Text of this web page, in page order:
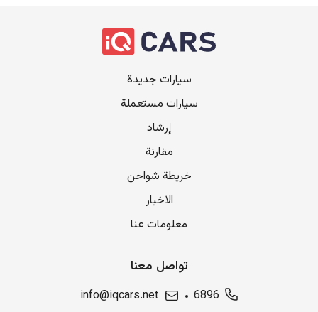
سيارات جديدة
سيارات مستعملة
إرشاد
مقارنة
خريطة شواحن
الاخبار
معلومات عنا
تواصل معنا
6896
info@iqcars.net